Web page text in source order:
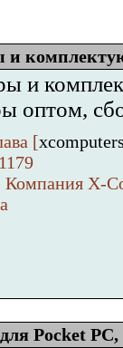
и
и
оптом,
[
Компания X-
Pocket